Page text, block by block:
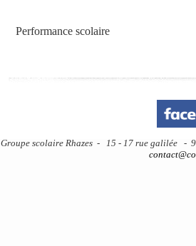
Performance scolaire
Groupe scolaire Rhazes - 15 - 17 rue galilée -